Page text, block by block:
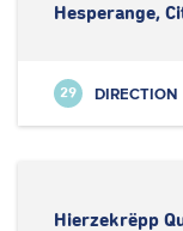
Hesperange,
29 DIRECTION
Hierzekrëpp